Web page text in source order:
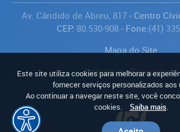
Av. Cândido de Abreu, 817- Centro
CEP: 80.530-908- Fone:(41)
Mapa do Site
Política de Privacidade
Avaliar
Este site utiliza cookies para melhorar a
fornecer serviços personalizados aos
Ao continuar a navegar neste site, você
cookies.
Saiba mais.